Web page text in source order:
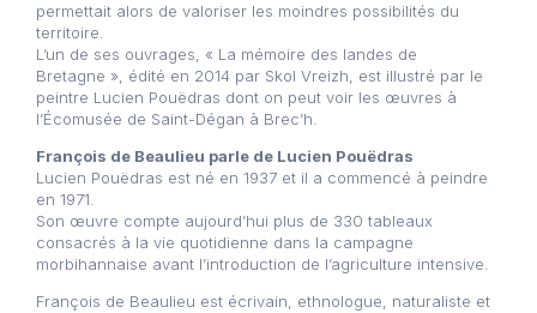
permettait alors de valoriser les moindres possibilités du
territoire.
L’un de ses ouvrages, « La mémoire des landes de
Bretagne », édité en 2014 par Skol Vreizh, est illustré par le
peintre Lucien Pouëdras dont on peut voir les œuvres à
l’Écomusée de Saint-Dégan à Brec’h.
François de Beaulieu parle de Lucien Pouëdras
Lucien Pouëdras est né en 1937 et il a commencé à peindre
en 1971.
Son œuvre compte aujourd’hui plus de 330 tableaux
consacrés à la vie quotidienne dans la campagne
morbihannaise avant l’introduction de l’agriculture intensive.
François de Beaulieu est écrivain, ethnologue, naturaliste et